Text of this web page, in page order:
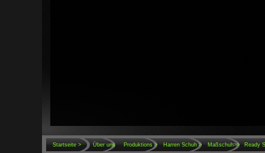
Ready
Maßschuh>>
Harren Schuh >
Produktions>
Über uns
Startseite >